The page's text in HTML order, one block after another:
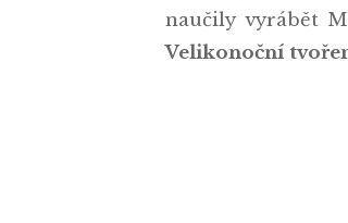
naučily vyrábět
Velikonoční